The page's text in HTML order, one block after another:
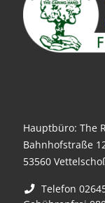
Hauptbüro: The
Bahnhofstraße
53560
Telefon